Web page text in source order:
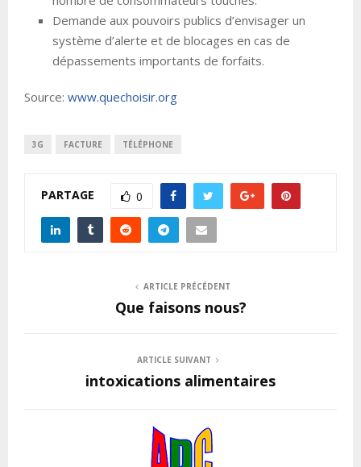
Demande aux pouvoirs publics d’envisager un
système d’alerte et de blocages en cas de
dépassements importants de forfaits.
Source: www.quechoisir.org
3G FACTURE TÉLÉPHONE
PARTAGE 0
ARTICLE PRÉCÉDENT
Que faisons nous?
ARTICLE SUIVANT
intoxications alimentaires